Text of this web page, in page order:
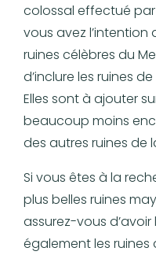
colossal effectué par
vous avez l’intention
ruines célèbres du
d’inclure les ruines
Elles sont à ajouter
beaucoup moins
des autres ruines de
Si vous êtes à la
plus belles ruines
assurez-vous
également les ruines